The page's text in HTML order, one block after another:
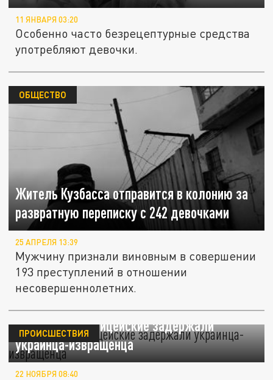
11 ЯНВАРЯ 03:20
Особенно часто безрецептурные средства
употребляют девочки.
Житель Кузбасса отправится в колонию за
развратную переписку с 242 девочками
ОБЩЕСТВО
25 АПРЕЛЯ 13:39
Мужчину признали виновным в совершении
193 преступлений в отношении
несовершеннолетних.
Ростовские полицейские задержали
украинца-извращенца
ПРОИСШЕСТВИЯ
22 НОЯБРЯ 08:40